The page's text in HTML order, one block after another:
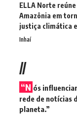
ELLA Norte
Amazônia em
justiça climática
Inhaí
//
“N ós
rede de notícias
planeta.”